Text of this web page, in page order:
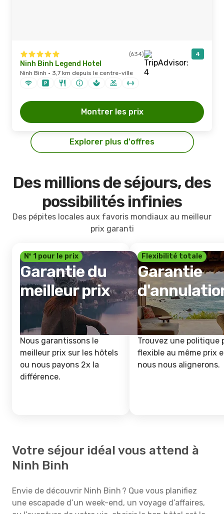
(634) 4
Ninh Binh Legend Hotel
Ninh Binh · 3,7 km depuis le centre-ville
Montrer les prix
Explorer plus d'offres
Des millions de séjours, des
possibilités infinies
Des pépites locales aux favoris mondiaux au meilleur
prix garanti
Nº 1 pour le prix
Garantie du
meilleur prix
Nous garantissons le
meilleur prix sur les hôtels
ou nous payons 2x la
différence.
Flexibilité totale
Garantie
Trouvez une politique
flexible au même prix
nous nous alignerons.
Votre séjour idéal vous attend à
Ninh Binh
Envie de découvrir Ninh Binh ? Que vous planifiez
une escapade d’un week-end, un voyage d’affaires,